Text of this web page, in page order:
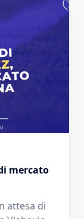
mercato
attesa di